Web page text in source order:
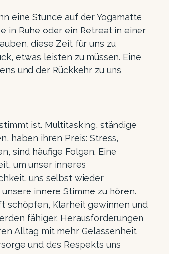
eine Stunde auf der Yogamatte
in Ruhe oder ein Retreat in einer
diese Zeit für uns zu
etwas leisten zu müssen. Eine
und der Rückkehr zu uns
ist. Multitasking, ständige
haben ihren Preis: Stress,
sind häufige Folgen. Eine
um unser inneres
uns selbst wieder
innere Stimme zu hören.
schöpfen, Klarheit gewinnen und
fähiger, Herausforderungen
Alltag mit mehr Gelassenheit
und des Respekts uns